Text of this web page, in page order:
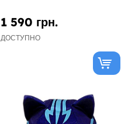
1 590 грн.
ДОСТУПНО